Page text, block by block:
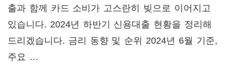
출과 함께 카드 소비가 고스란히 빚으로 이어지고
있습니다. 2024년 하반기 신용대출 현황을 정리해
드리겠습니다. 금리 동향 및 순위 2024년 6월 기준,
주요 …